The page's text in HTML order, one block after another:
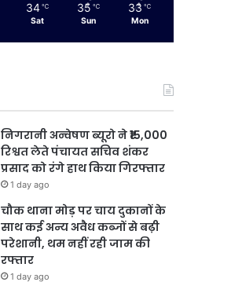
34 ℃
Sat
35 ℃
Sun
33 ℃
Mon
निगरानी अन्वेषण ब्यूरो ने ₹15,000
रिश्वत लेते पंचायत सचिव शंकर
प्रसाद को रंगे हाथ किया गिरफ्तार
1 day ago
चौक थाना मोड़ पर चाय दुकानों के
साथ कई अन्य अवैध कब्जों से बढ़ी
परेशानी, थम नहीं रही जाम की
रफ्तार
1 day ago